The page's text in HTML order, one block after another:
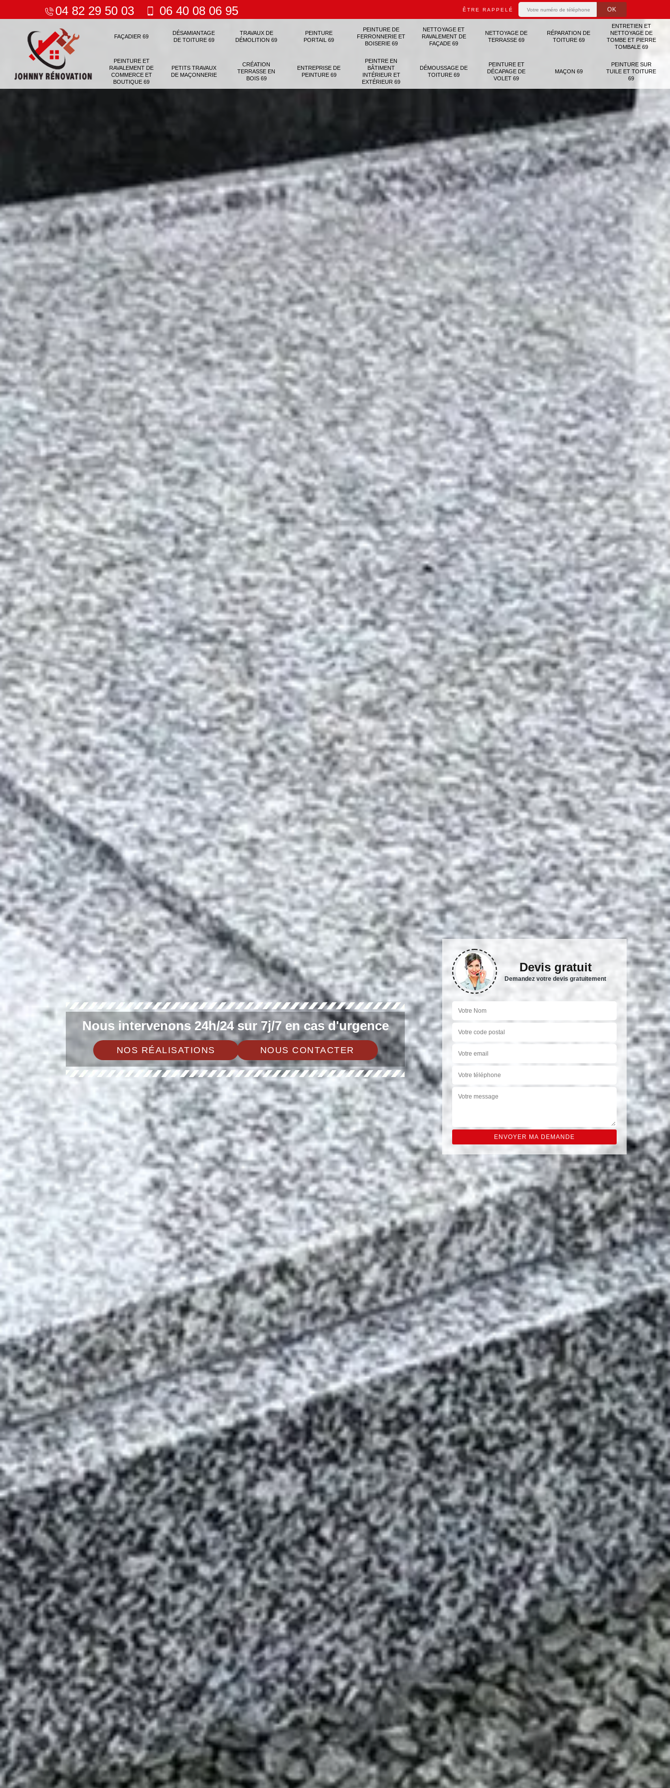
04 82 29 50 03 06 40 08 06 95 ÊTRE RAPPELÉ
FAÇADIER 69
DÉSAMIANTAGE
DE TOITURE 69
TRAVAUX DE
DÉMOLITION 69
PEINTURE
PORTAIL 69
PEINTURE DE
FERRONNERIE ET
BOISERIE 69
NETTOYAGE ET
RAVALEMENT DE
FAÇADE 69
NETTOYAGE DE
TERRASSE 69
RÉPARATION DE
TOITURE 69
ENTRETIEN ET
NETTOYAGE DE
TOMBE ET PIERRE
TOMBALE 69
PEINTURE ET
RAVALEMENT DE
COMMERCE ET
BOUTIQUE 69
PETITS TRAVAUX
DE MAÇONNERIE
CRÉATION
TERRASSE EN
BOIS 69
ENTREPRISE DE
PEINTURE 69
PEINTRE EN
BÂTIMENT
INTÉRIEUR ET
EXTÉRIEUR 69
DÉMOUSSAGE DE
TOITURE 69
PEINTURE ET
DÉCAPAGE DE
VOLET 69
MAÇON 69
PEINTURE SUR
TUILE ET TOITURE
69
Nous intervenons 24h/24 sur 7j/7 en cas d'urgence
NOS RÉALISATIONS NOUS CONTACTER
Devis gratuit
Demandez votre devis gratuitement